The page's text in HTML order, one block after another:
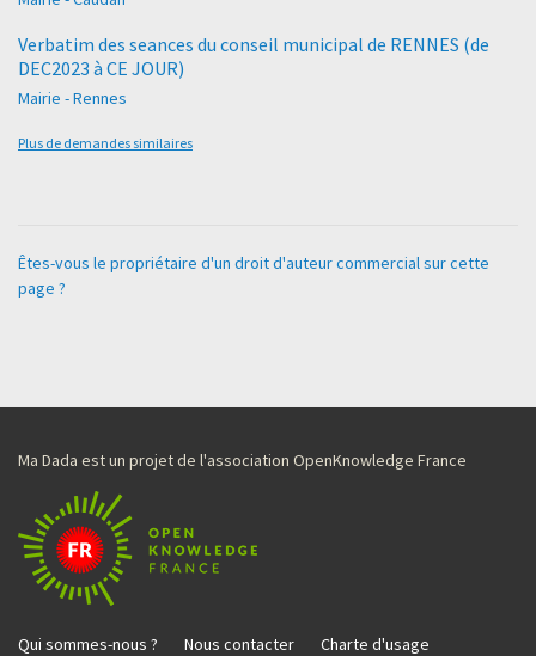
Verbatim des seances du conseil municipal de RENNES (de
DEC2023 à CE JOUR)
Mairie - Rennes
Plus de demandes similaires
Êtes-vous le propriétaire d'un droit d'auteur commercial sur cette
page ?
Ma Dada est un projet de l'association OpenKnowledge France
Qui sommes-nous ? Nous contacter Charte d'usage